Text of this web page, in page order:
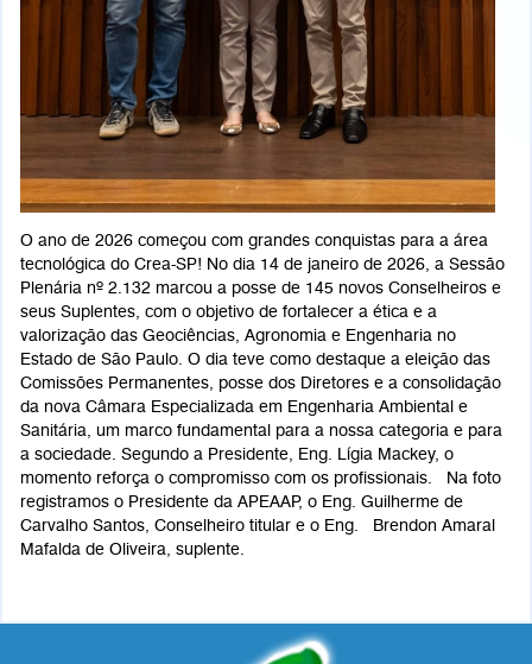
O ano de 2026 começou com grandes conquistas para a área
tecnológica do Crea-SP! No dia 14 de janeiro de 2026, a Sessão
Plenária nº 2.132 marcou a posse de 145 novos Conselheiros e
seus Suplentes, com o objetivo de fortalecer a ética e a
valorização das Geociências, Agronomia e Engenharia no
Estado de São Paulo. O dia teve como destaque a eleição das
Comissões Permanentes, posse dos Diretores e a consolidação
da nova Câmara Especializada em Engenharia Ambiental e
Sanitária, um marco fundamental para a nossa categoria e para
a sociedade. Segundo a Presidente, Eng. Lígia Mackey, o
momento reforça o compromisso com os profissionais. Na foto
registramos o Presidente da APEAAP, o Eng. Guilherme de
Carvalho Santos, Conselheiro titular e o Eng. Brendon Amaral
Mafalda de Oliveira, suplente.